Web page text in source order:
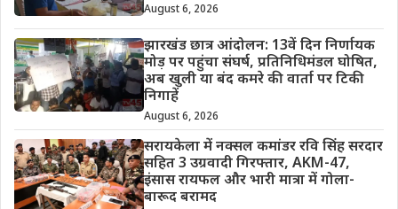
August 6, 2026
झारखंड छात्र आंदोलन: 13वें दिन निर्णायक
मोड़ पर पहुंचा संघर्ष, प्रतिनिधिमंडल घोषित,
अब खुली या बंद कमरे की वार्ता पर टिकी
निगाहें
August 6, 2026
सरायकेला में नक्सल कमांडर रवि सिंह सरदार
सहित 3 उग्रवादी गिरफ्तार, AKM-47,
इंसास रायफल और भारी मात्रा में गोला-
बारूद बरामद